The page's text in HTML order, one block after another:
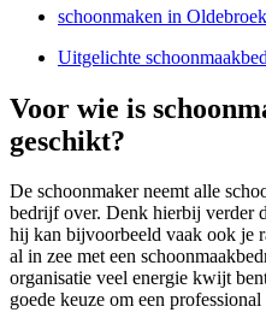
schoonmaken in Oldebroek
Uitgelichte
Voor wie is
geschikt?
De schoonmaker neemt alle
bedrijf over. Denk hierbij verder
hij kan bijvoorbeeld vaak ook je
al in zee met een
organisatie veel energie kwijt
goede keuze om een